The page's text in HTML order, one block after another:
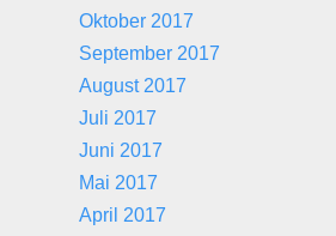
Oktober 2017
September 2017
August 2017
Juli 2017
Juni 2017
Mai 2017
April 2017